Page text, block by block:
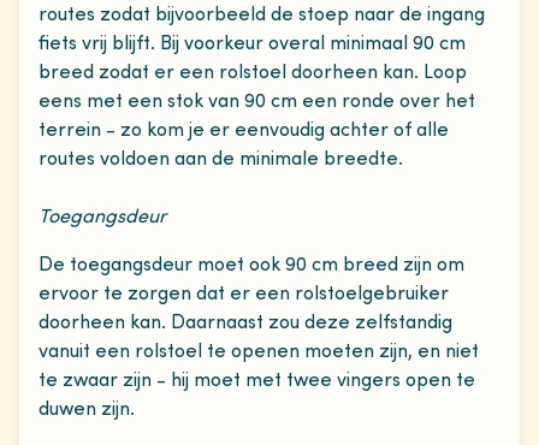
routes zodat bijvoorbeeld de stoep naar de ingang
fiets vrij blijft. Bij voorkeur overal minimaal 90 cm
breed zodat er een rolstoel doorheen kan. Loop
eens met een stok van 90 cm een ronde over het
terrein - zo kom je er eenvoudig achter of alle
routes voldoen aan de minimale breedte.
Toegangsdeur
De toegangsdeur moet ook 90 cm breed zijn om
ervoor te zorgen dat er een rolstoelgebruiker
doorheen kan. Daarnaast zou deze zelfstandig
vanuit een rolstoel te openen moeten zijn, en niet
te zwaar zijn - hij moet met twee vingers open te
duwen zijn.